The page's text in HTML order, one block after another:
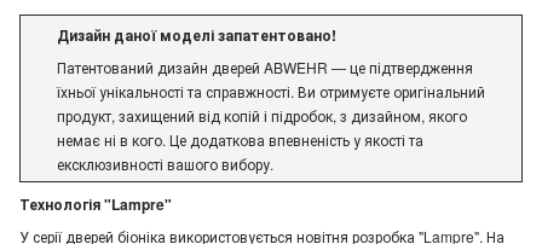
Дизайн даної моделі запатентовано!
Патентований дизайн дверей ABWEHR — це підтвердження
їхньої унікальності та справжності. Ви отримуєте оригінальний
продукт, захищений від копій і підробок, з дизайном, якого
немає ні в кого. Це додаткова впевненість у якості та
ексклюзивності вашого вибору.
Технологія "Lampre"
У серії дверей біоніка використовується новітня розробка "Lampre". На